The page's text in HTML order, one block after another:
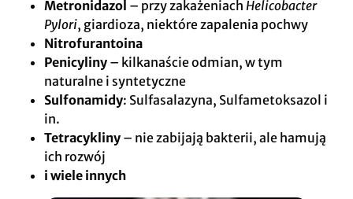
Metronidazol – przy zakażeniach Helicobacter
Pylori, giardioza, niektóre zapalenia pochwy
Nitrofurantoina
Penicyliny – kilkanaście odmian, w tym
naturalne i syntetyczne
Sulfonamidy: Sulfasalazyna, Sulfametoksazol i
in.
Tetracykliny – nie zabijają bakterii, ale hamują
ich rozwój
i wiele innych